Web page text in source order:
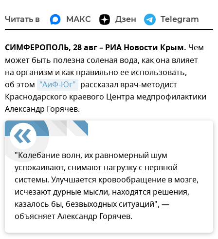
Читать в МАКС Дзен Telegram
СИМФЕРОПОЛЬ, 28 авг – РИА Новости Крым. Чем
может быть полезна соленая вода, как она влияет
на организм и как правильно ее использовать,
об этом "АиФ-Юг" рассказал врач-методист
Краснодарского краевого Центра медпрофилактики
Александр Горячев.
"Колебание волн, их равномерный шум
успокаивают, снимают нагрузку с нервной
системы. Улучшается кровообращение в мозге,
исчезают дурные мысли, находятся решения,
казалось бы, безвыходных ситуаций", —
объясняет Александр Горячев.